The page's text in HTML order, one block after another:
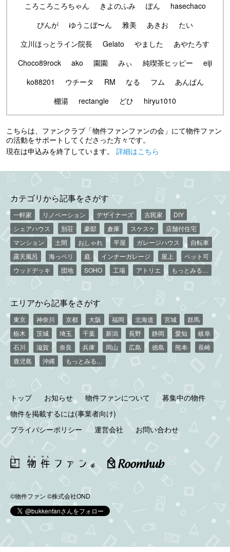
ころころころちゃん
きよのふみ ぽん
hasechaco
ぴんが
ゆうこぼ〜ん 雅美 あきお
たい
立川ほっとライン院長
Gelato やました
あやたろす
Choco89rock
ako 園園 みぃ 純喫茶ヒッピー
eiji
ko88201
ウチータ RM なる フム
あんぱん
棚湯
rectangle どひ hiryu1010
こちらは、ファンクラブ「物件ファンファンの会」にて物件ファン
の活動をサポートしてくださった方々です。
現在は申込みを終了しています。 詳細はこちら
カテゴリから記事をさがす
一軒家 リノベーション デザイナーズ 古民家
DIY
シェアハウス
別荘 豪邸 倉庫 スケスケ
店舗付住宅
マンション
土間 おしゃれ 平屋 ガレージハウス
自転車
露天風呂
海っペリ 庭 インナーガレージ 屋上
ペット可
ウッドデッキ
団地 SOHO 工場 アトリエ もっとみる…
エリアから記事をさがす
東京 神奈川 京都 大阪 福岡 北海道 宮城
群馬
栃木
茨城 埼玉 千葉 新潟 長野 静岡 愛知
岐阜
石川
滋賀 奈良 兵庫 岡山 広島 徳島 熊本
長崎
鹿児島
沖縄 もっとみる…
トップ お知らせ 物件ファンについて
募集中の物件
物件を掲載するには(事業者向け)
プライバシーポリシー
運営会社 お問い合わせ
©物件ファン ©株式会社OND